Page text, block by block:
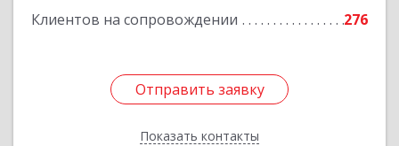
Клиентов на сопровождении 276
Отправить заявку
Показать контакты
Отправить заявку
Назад